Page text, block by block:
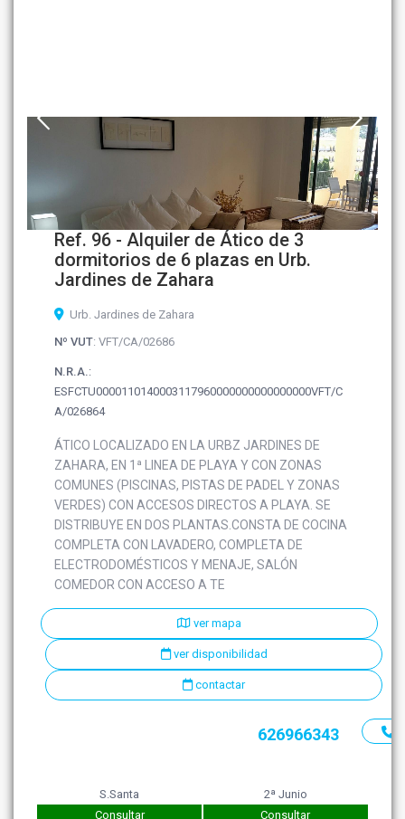
Ref. 96 - Alquiler de Ático de 3
dormitorios de 6 plazas en Urb.
Jardines de Zahara
Urb. Jardines de Zahara
Nº VUT: VFT/CA/02686
N.R.A.:
ESFCTU0000110140003117960000000000000000VFT/C
A/026864
ÁTICO LOCALIZADO EN LA URBZ JARDINES DE
ZAHARA, EN 1ª LINEA DE PLAYA Y CON ZONAS
COMUNES (PISCINAS, PISTAS DE PADEL Y ZONAS
VERDES) CON ACCESOS DIRECTOS A PLAYA. SE
DISTRIBUYE EN DOS PLANTAS.CONSTA DE COCINA
COMPLETA CON LAVADERO, COMPLETA DE
ELECTRODOMÉSTICOS Y MENAJE, SALÓN
COMEDOR CON ACCESO A TE
ver mapa
ver disponibilidad
contactar
626966343
S.Santa
Consultar
2ª Junio
Consultar